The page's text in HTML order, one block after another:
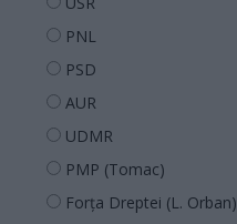
PNL
PSD
AUR
UDMR
PMP (Tomac)
Forța Dreptei (L. Orban)